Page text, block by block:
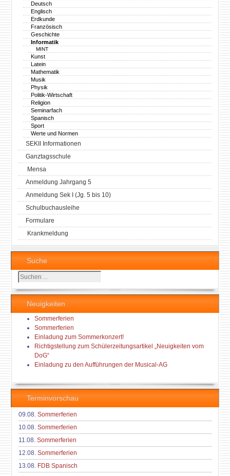
Deutsch
Englisch
Erdkunde
Französisch
Geschichte
Informatik
MINT
Kunst
Latein
Mathematik
Musik
Physik
Politik-Wirtschaft
Religion
Seminarfach
Spanisch
Sport
Werte und Normen
SEKII Informationen
Ganztagsschule
Mensa
Anmeldung Jahrgang 5
Anmeldung Sek I (Jg. 5 bis 10)
Schulbuchausleihe
Formulare
Krankmeldung
Suche
Suchen
...
Neuigkeiten
Sommerferien
Sommerferien
Einladung zum Sommerkonzert!
Richtigstellung zum Schülerzeitungsartikel „Neuigkeiten vom
DoG“
Einladung zu den Aufführungen der Musical-AG
Terminvorschau
09.08. Sommerferien
10.08. Sommerferien
11.08. Sommerferien
12.08. Sommerferien
13.08. FDB Spanisch